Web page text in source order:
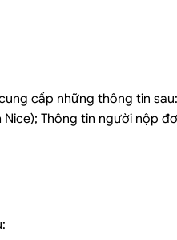
cấp những thông tin
Thông tin người nộp